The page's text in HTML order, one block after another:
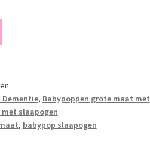
, Babypoppen grote maat met
met slaapogen
, babypop slaapogen